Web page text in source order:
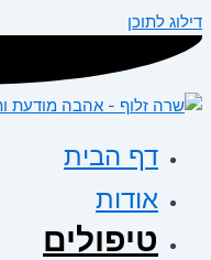
דילוג לתוכן
דף הבית
אודות
טיפולים